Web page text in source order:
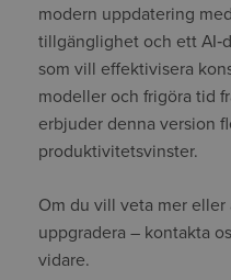
modern uppdatering
tillgänglighet och ett
som vill effektivisera
modeller och frigöra tid
erbjuder denna version
produktivitetsvinster.
Om du vill veta mer eller
uppgradera – kontakta
vidare.